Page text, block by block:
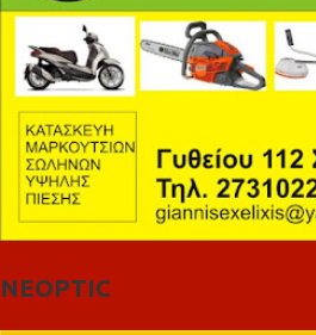
NEOPTIC